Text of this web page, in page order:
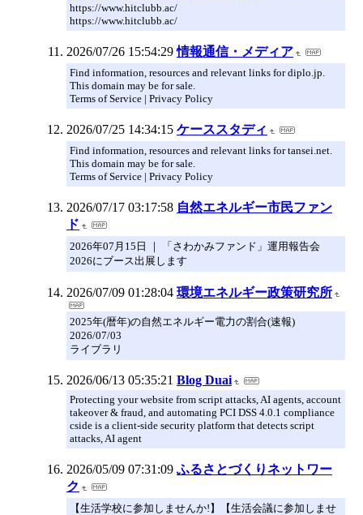
https://www.hitclubb.ac/
https://www.hitclubb.ac/
2026/07/26 15:54:29 情報通信・メディア
Find information, resources and relevant links for diplo.jp.
This domain may be for sale.
Terms of Service | Privacy Policy
2026/07/25 14:34:15 ケーススタディ
Find information, resources and relevant links for tansei.net.
This domain may be for sale.
Terms of Service | Privacy Policy
2026/07/17 03:17:58 自然エネルギー市民ファン
ド
2026年07月15日 ｜ 「さわかみファンド」運用報告会
2026にブース出展します
2026/07/09 01:28:04 環境エネルギー政策研究所
2025年(暦年)の自然エネルギー電力の割合(速報)
2026/07/03
ライブラリ
2026/06/13 05:35:21 Blog Duai
Protecting your website from script attacks, AI agents, account
takeover & fraud, and automating PCI DSS 4.0.1 compliance
cside is a client-side security platform that detects script
attacks, AI agent
2026/05/09 07:31:09 ふるさとづくりネットワー
ク
【生活学校に参加しませんか!】【生活会議に参加しませ